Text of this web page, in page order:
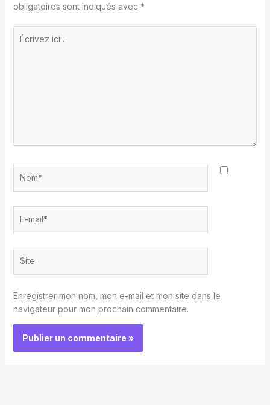
obligatoires sont indiqués avec *
Écrivez
ici…
mail*
Enregistrer mon nom, mon e-mail et mon site dans le
navigateur pour mon prochain commentaire.